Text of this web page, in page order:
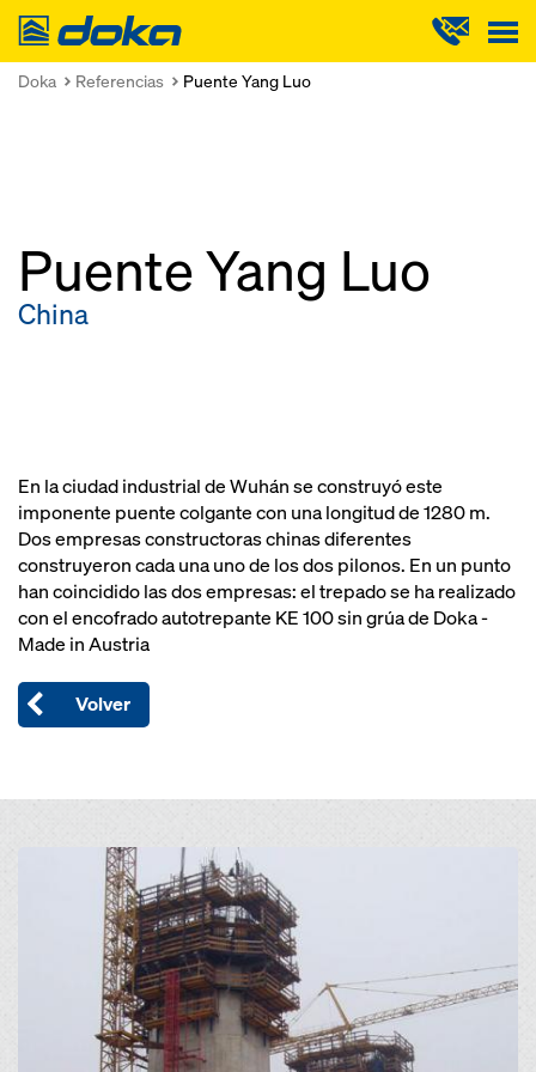
Doka
Doka Referencias Puente Yang Luo
Puente Yang Luo
China
En la ciudad industrial de Wuhán se construyó este
imponente puente colgante con una longitud de 1280 m.
Dos empresas constructoras chinas diferentes
construyeron cada una uno de los dos pilonos. En un punto
han coincidido las dos empresas: el trepado se ha realizado
con el encofrado autotrepante KE 100 sin grúa de Doka -
Made in Austria
Volver